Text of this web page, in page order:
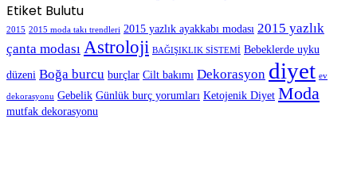
Etiket Bulutu
2015 2015 moda takı trendleri 2015 yazlık ayakkabı modası 2015 yazlık
çanta modası Astroloji BAĞIŞIKLIK SİSTEMİ Bebeklerde uyku
düzeni Boğa burcu burçlar Cilt bakımı Dekorasyon diyet ev
dekorasyonu Gebelik Günlük burç yorumları Ketojenik Diyet Moda
mutfak dekorasyonu